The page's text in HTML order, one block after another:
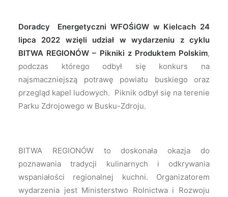
Doradcy Energetyczni WFOŚiGW w Kielcach 24
lipca 2022 wzięli udział w wydarzeniu z cyklu
BITWA REGIONÓW – Pikniki z Produktem Polskim,
podczas którego odbył się konkurs na
najsmaczniejszą potrawę powiatu buskiego oraz
przegląd kapel ludowych. Piknik odbył się na terenie
Parku Zdrojowego w Busku-Zdroju.
BITWA REGIONÓW to doskonała okazja do
poznawania tradycji kulinarnych i odkrywania
wspaniałości regionalnej kuchni. Organizatorem
wydarzenia jest Ministerstwo Rolnictwa i Rozwoju